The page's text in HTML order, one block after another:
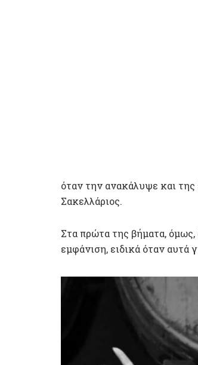
όταν την ανακάλυψε και
Σακελλάριος.
Στα πρώτα της βήματα, όμως,
εμφάνιση, ειδικά όταν αυτά